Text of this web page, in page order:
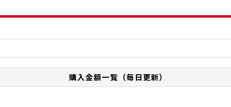
購入金額一覧（毎日更新）